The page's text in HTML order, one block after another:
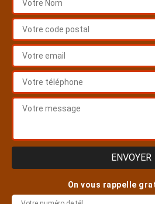
On vous rappelle